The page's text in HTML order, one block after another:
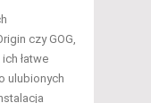
czy GOG,
łatwe
ulubionych